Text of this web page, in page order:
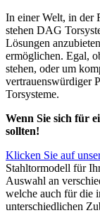
In einer Welt, in der
stehen DAG
Lösungen
ermöglichen. Egal,
stehen, oder um
vertrauenswürdiger
Torsysteme.
Wenn Sie sich für
sollten!
Klicken Sie auf
Stahltormodell für
Auswahl an
welche auch für die
unterschiedlichen